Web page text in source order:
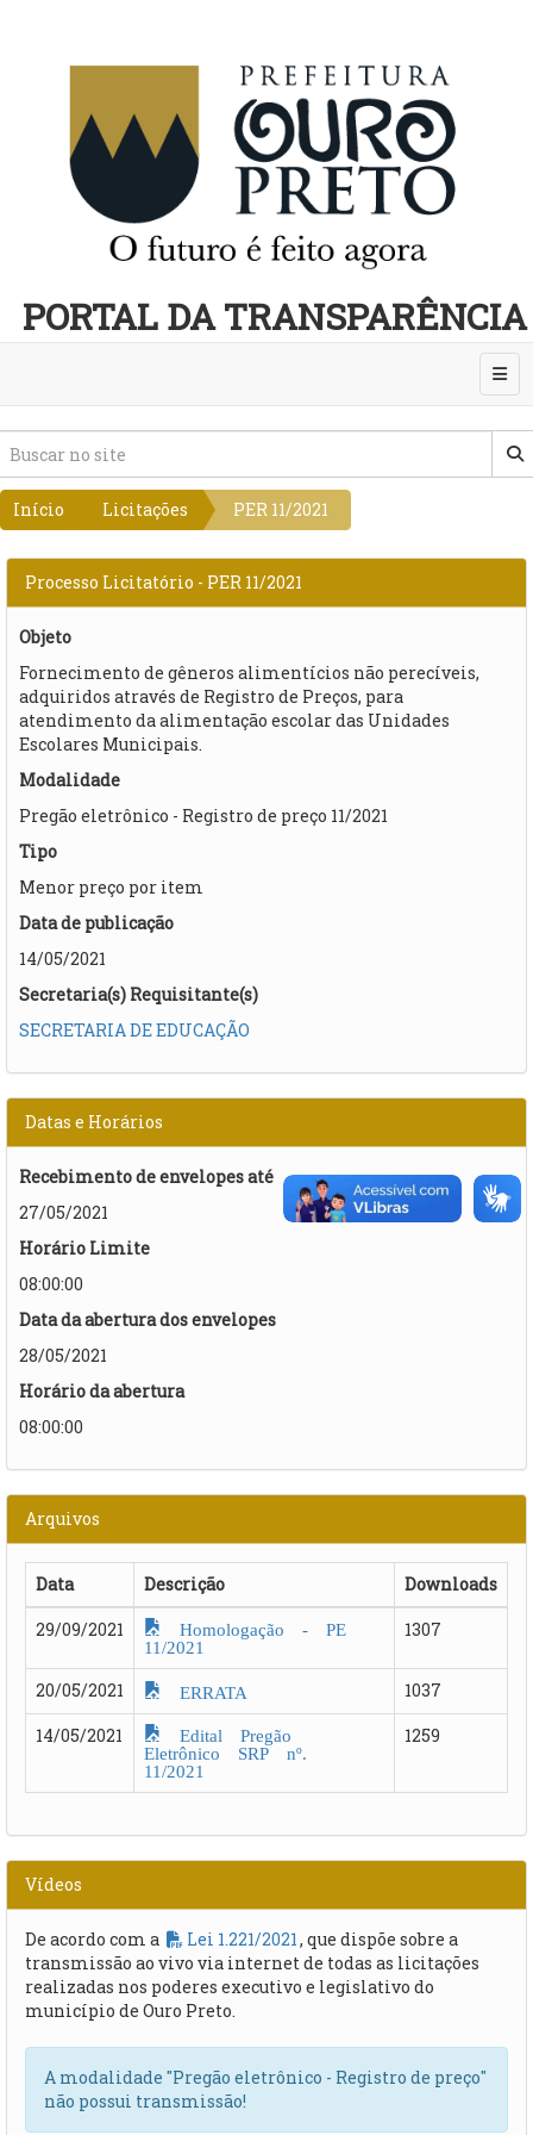
PORTAL DA TRANSPARÊNCIA
Início Licitações PER 11/2021
Processo Licitatório - PER 11/2021
Objeto
Fornecimento de gêneros alimentícios não perecíveis,
adquiridos através de Registro de Preços, para
atendimento da alimentação escolar das Unidades
Escolares Municipais.
Modalidade
Pregão eletrônico - Registro de preço 11/2021
Tipo
Menor preço por item
Data de publicação
14/05/2021
Secretaria(s) Requisitante(s)
SECRETARIA DE EDUCAÇÃO
Datas e Horários
Recebimento de envelopes até
27/05/2021
Horário Limite
08:00:00
Data da abertura dos envelopes
28/05/2021
Horário da abertura
08:00:00
Arquivos
Data Descrição
Downloads
29/09/2021
Homologação - PE
11/2021
1307
20/05/2021 ERRATA
1037
14/05/2021
Edital Pregão
Eletrônico SRP nº.
11/2021
1259
Vídeos
De acordo com a Lei 1.221/2021 , que dispõe sobre a
transmissão ao vivo via internet de todas as licitações
realizadas nos poderes executivo e legislativo do
município de Ouro Preto.
A modalidade "Pregão eletrônico - Registro de preço"
não possui transmissão!